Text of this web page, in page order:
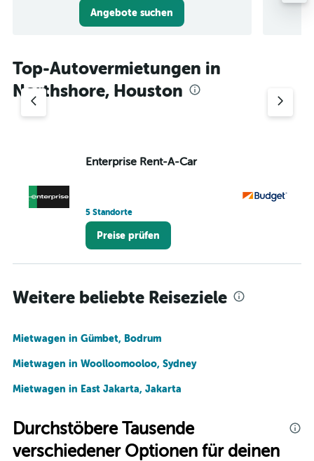
Angebote suchen
Top-Autovermietungen in
Northshore, Houston
Enterprise Rent-A-Car
5 Standorte
Preise prüfen
Weitere beliebte Reiseziele
Mietwagen in Gümbet, Bodrum
Mietwagen in Woolloomooloo, Sydney
Mietwagen in East Jakarta, Jakarta
Durchstöbere Tausende
verschiedener Optionen für deinen